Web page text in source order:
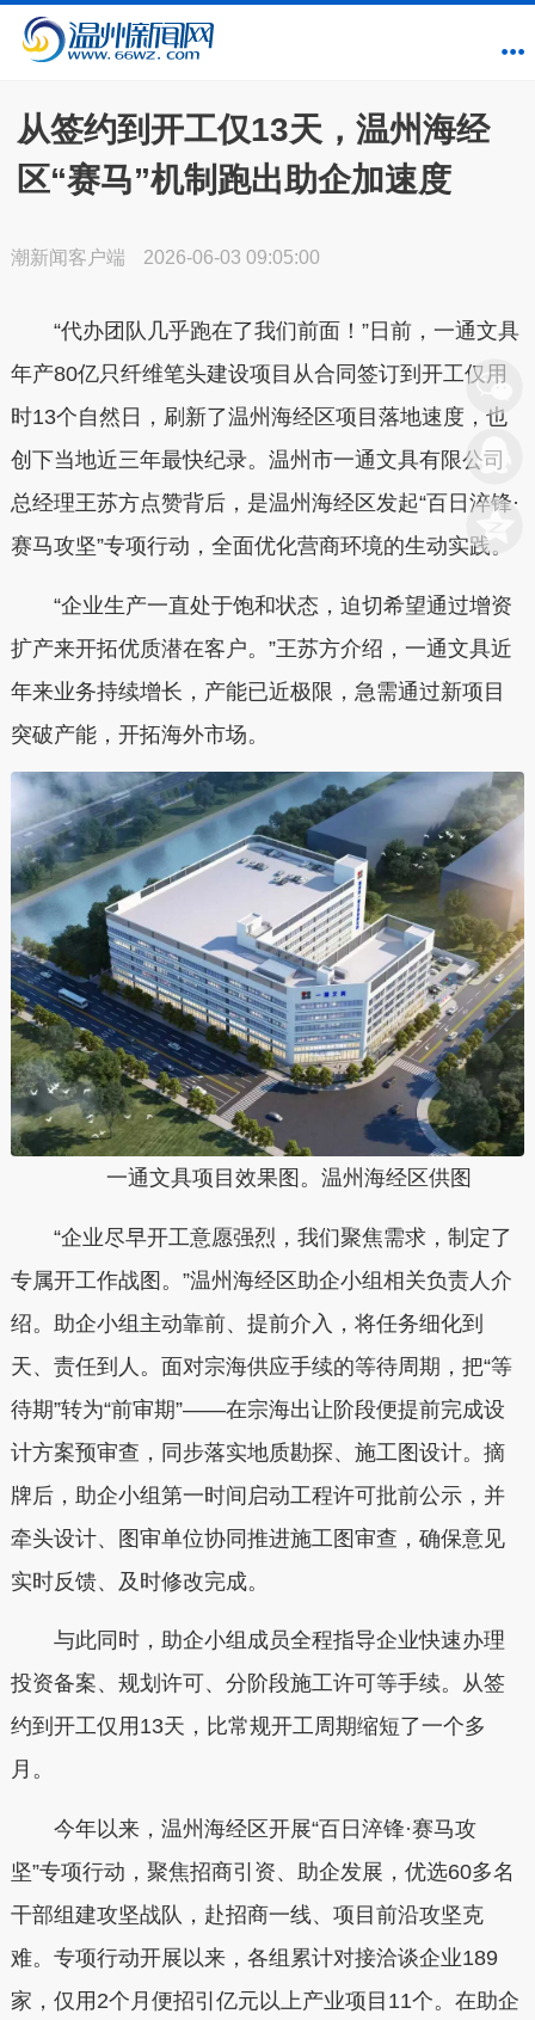
从签约到开工仅13天，温州海经
区“赛马”机制跑出助企加速度
潮新闻客户端 2026-06-03 09:05:00
“代办团队几乎跑在了我们前面！”日前，一通文具
年产80亿只纤维笔头建设项目从合同签订到开工仅用
时13个自然日，刷新了温州海经区项目落地速度，也
创下当地近三年最快纪录。温州市一通文具有限公司
总经理王苏方点赞背后，是温州海经区发起“百日淬锋·
赛马攻坚”专项行动，全面优化营商环境的生动实践。
“企业生产一直处于饱和状态，迫切希望通过增资
扩产来开拓优质潜在客户。”王苏方介绍，一通文具近
年来业务持续增长，产能已近极限，急需通过新项目
突破产能，开拓海外市场。
一通文具项目效果图。温州海经区供图
“企业尽早开工意愿强烈，我们聚焦需求，制定了
专属开工作战图。”温州海经区助企小组相关负责人介
绍。助企小组主动靠前、提前介入，将任务细化到
天、责任到人。面对宗海供应手续的等待周期，把“等
待期”转为“前审期”——在宗海出让阶段便提前完成设
计方案预审查，同步落实地质勘探、施工图设计。摘
牌后，助企小组第一时间启动工程许可批前公示，并
牵头设计、图审单位协同推进施工图审查，确保意见
实时反馈、及时修改完成。
与此同时，助企小组成员全程指导企业快速办理
投资备案、规划许可、分阶段施工许可等手续。从签
约到开工仅用13天，比常规开工周期缩短了一个多
月。
今年以来，温州海经区开展“百日淬锋·赛马攻
坚”专项行动，聚焦招商引资、助企发展，优选60多名
干部组建攻坚战队，赴招商一线、项目前沿攻坚克
难。专项行动开展以来，各组累计对接洽谈企业189
家，仅用2个月便招引亿元以上产业项目11个。在助企